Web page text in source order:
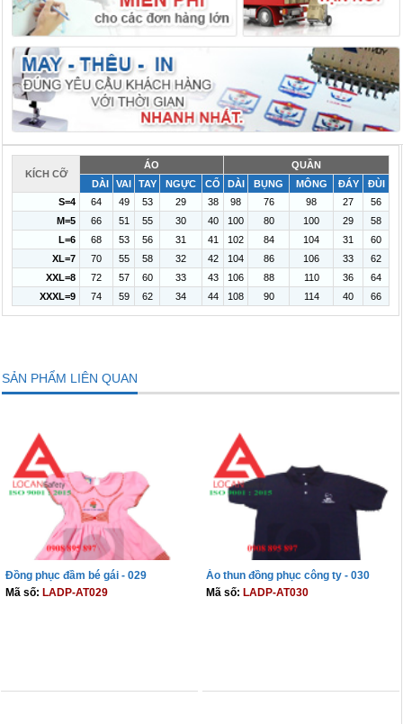
KÍCH CỠ
ÁO
QUẦN
DÀI
VAI TAY NGỰC CỔ DÀI BỤNG MÔNG ĐÁY
ĐÙI
S=4
64 49 53 29 38 98 76 98 27
56
M=5
66 51 55 30 40 100 80 100 29
58
L=6
68 53 56 31 41 102 84 104 31
60
XL=7
70 55 58 32 42 104 86 106 33
62
XXL=8
72 57 60 33 43 106 88 110 36
64
XXXL=9
74 59 62 34 44 108 90 114 40 66
SẢN PHẨM LIÊN QUAN
Đồng phục đầm bé gái - 029
Mã số: LADP-AT029
Áo thun đồng phục công ty - 030
Mã số: LADP-AT030